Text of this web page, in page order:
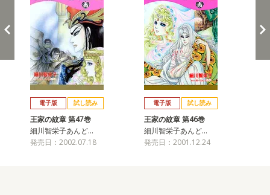
電子版 試し読み
王家の紋章 第47巻
細川智栄子あんど…
発売日：2002.07.18
電子版 試し読み
王家の紋章 第46巻
細川智栄子あんど…
発売日：2001.12.24